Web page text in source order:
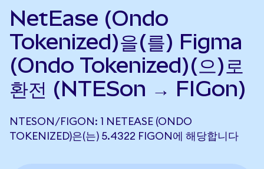
NetEase (Ondo
Tokenized)을(를) Figma
(Ondo Tokenized)(으)로
환전 (NTESon → FIGon)
NTESON/FIGON: 1 NETEASE (ONDO
TOKENIZED)은(는) 5.4322 FIGON에 해당합니다